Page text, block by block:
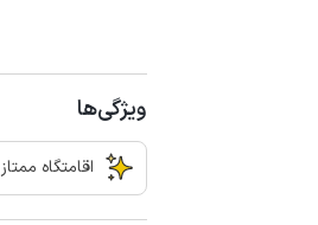
ویژگی‌ها
اقامتگاه ممتاز